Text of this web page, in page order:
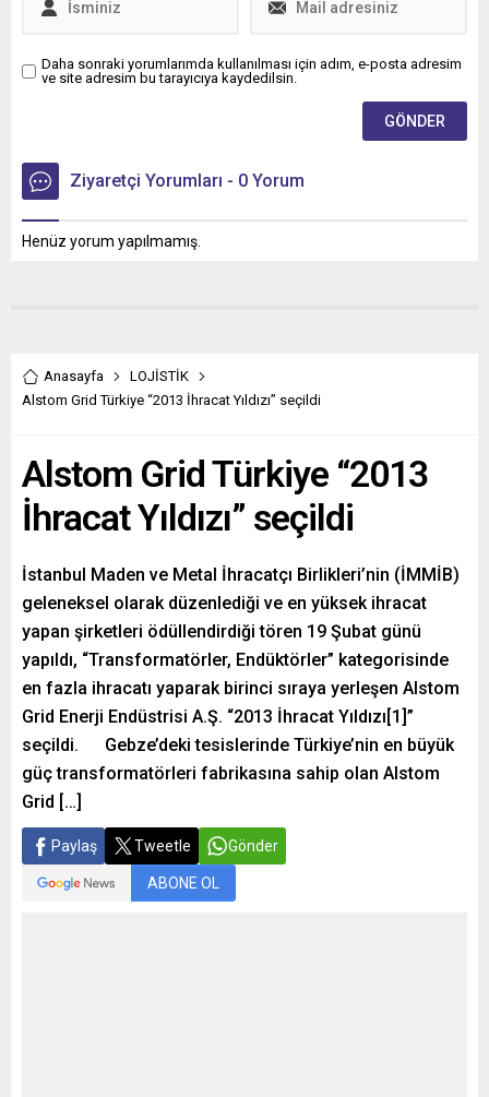
Daha sonraki yorumlarımda kullanılması için adım, e-posta adresim
ve site adresim bu tarayıcıya kaydedilsin.
Ziyaretçi Yorumları - 0 Yorum
Henüz yorum yapılmamış.
Anasayfa
LOJİSTİK
Alstom Grid Türkiye “2013 İhracat Yıldızı” seçildi
Alstom Grid Türkiye “2013
İhracat Yıldızı” seçildi
İstanbul Maden ve Metal İhracatçı Birlikleri’nin (İMMİB)
geleneksel olarak düzenlediği ve en yüksek ihracat
yapan şirketleri ödüllendirdiği tören 19 Şubat günü
yapıldı, “Transformatörler, Endüktörler” kategorisinde
en fazla ihracatı yaparak birinci sıraya yerleşen Alstom
Grid Enerji Endüstrisi A.Ş. “2013 İhracat Yıldızı[1]”
seçildi. Gebze’deki tesislerinde Türkiye’nin en büyük
güç transformatörleri fabrikasına sahip olan Alstom
Grid […]
Paylaş Tweetle Gönder
ABONE OL